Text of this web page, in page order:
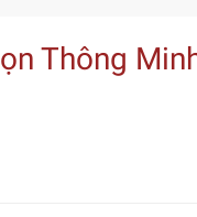
Thông